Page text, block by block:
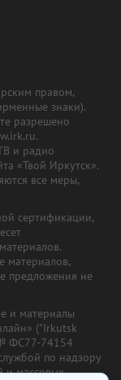
правом,
знаки).
разрешено
и радио
«Твой Иркутск».
все меры,
сертификации,
материалов,
предложения не
и материалы
("Irkutsk
ФС77-74154
по надзору
и массовых